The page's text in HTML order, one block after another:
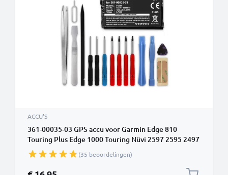
ACCU'S
361-00035-03 GPS accu voor Garmin Edge 810
Touring Plus Edge 1000 Touring Nüvi 2597 2595 2497
- 1200mAh + Schroevendraaier-set vervangende
batterij navigatie
(35 beoordelingen)